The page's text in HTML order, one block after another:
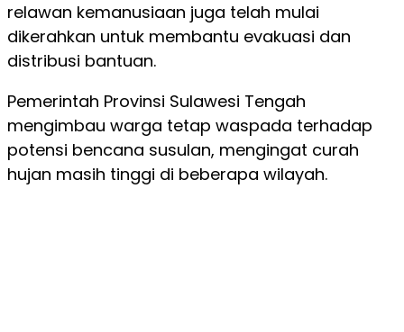
relawan kemanusiaan juga telah mulai
dikerahkan untuk membantu evakuasi dan
distribusi bantuan.
Pemerintah Provinsi Sulawesi Tengah
mengimbau warga tetap waspada terhadap
potensi bencana susulan, mengingat curah
hujan masih tinggi di beberapa wilayah.